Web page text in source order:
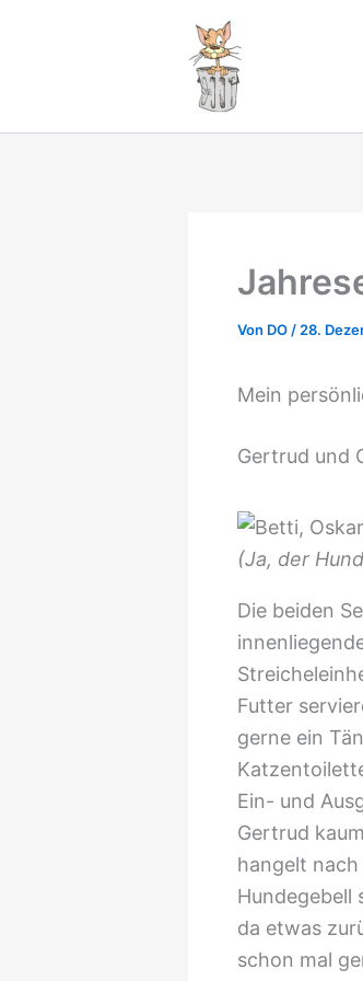
Von DO / 28.
Mein
Gertrud und
(Ja, der
Die beiden
Futter
gerne ein
Ein- und
Gertrud
hangelt
Hundegebell
da etwas
schon mal